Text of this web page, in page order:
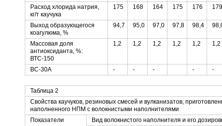
Расход хлорида натрия,
кг/т каучука
175 168 164 175 176 179
Выход образующегося
коагулюма, %
94,7 95,0 97,0 97,8 98,4
Массовая доля
антиоксиданта, %:
ВТС-150
1,2 1,2 1,2 1,2 1,2 1,2
ВС-30А - - - - -
Таблица 2
Свойства каучуков, резиновых смесей и вулканизатов,
наполненного НПМ с волокнистыми наполнителями
Показатели
Вид волокнистого наполнителя и его